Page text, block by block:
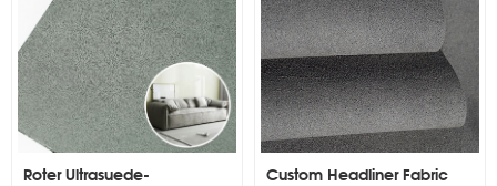
Roter Ultrasuede-
Custom Headliner Fabric